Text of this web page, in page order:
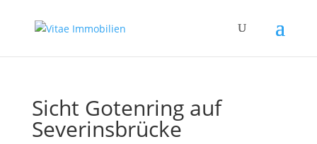
Sicht Gotenring auf
Severinsbrücke